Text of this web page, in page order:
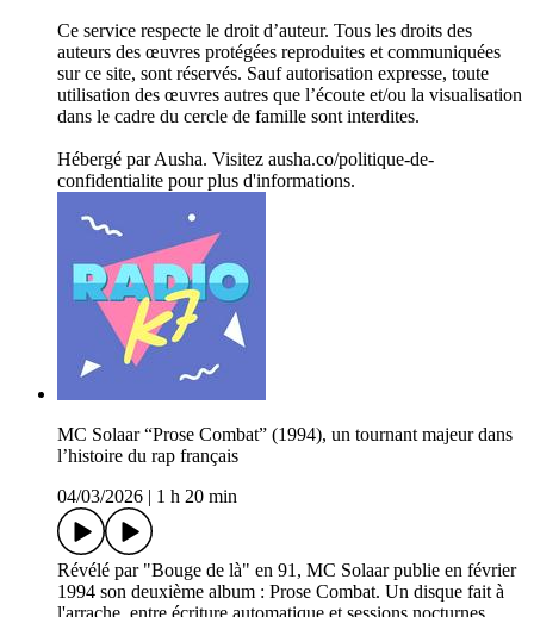
Ce service respecte le droit d’auteur. Tous les droits des
auteurs des œuvres protégées reproduites et communiquées
sur ce site, sont réservés. Sauf autorisation expresse, toute
utilisation des œuvres autres que l’écoute et/ou la visualisation
dans le cadre du cercle de famille sont interdites.
Hébergé par Ausha. Visitez ausha.co/politique-de-
confidentialite pour plus d'informations.
MC Solaar “Prose Combat” (1994), un tournant majeur dans
l’histoire du rap français
04/03/2026
1 h 20 min
Révélé par "Bouge de là" en 91, MC Solaar publie en février
1994 son deuxième album : Prose Combat. Un disque fait à